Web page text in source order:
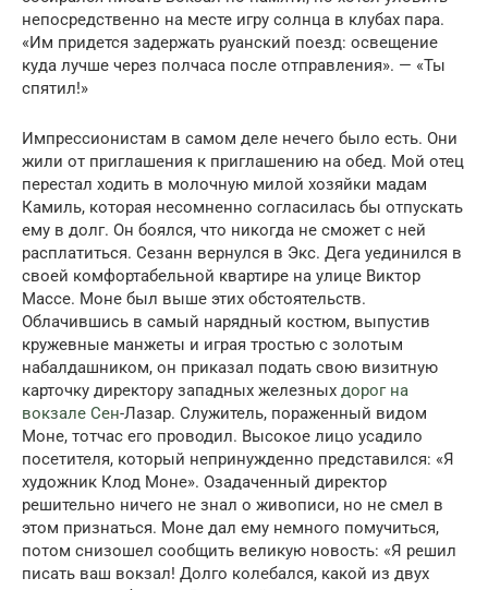
непосредственно на месте игру солнца в клубах пара.
«Им придется задержать руанский поезд: освещение
куда лучше через полчаса после отправления». — «Ты
спятил!»
Импрессионистам в самом деле нечего было есть. Они
жили от приглашения к приглашению на обед. Мой отец
перестал ходить в молочную милой хозяйки мадам
Камиль, которая несомненно согласилась бы отпускать
ему в долг. Он боялся, что никогда не сможет с ней
расплатиться. Сезанн вернулся в Экс. Дега уединился в
своей комфортабельной квартире на улице Виктор
Массе. Моне был выше этих обстоятельств.
Облачившись в самый нарядный костюм, выпустив
кружевные манжеты и играя тростью с золотым
набалдашником, он приказал подать свою визитную
карточку директору западных железных дорог на
вокзале Сен-Лазар. Служитель, пораженный видом
Моне, тотчас его проводил. Высокое лицо усадило
посетителя, который непринужденно представился: «Я
художник Клод Моне». Озадаченный директор
решительно ничего не знал о живописи, но не смел в
этом признаться. Моне дал ему немного помучиться,
потом снизошел сообщить великую новость: «Я решил
писать ваш вокзал! Долго колебался, какой из двух